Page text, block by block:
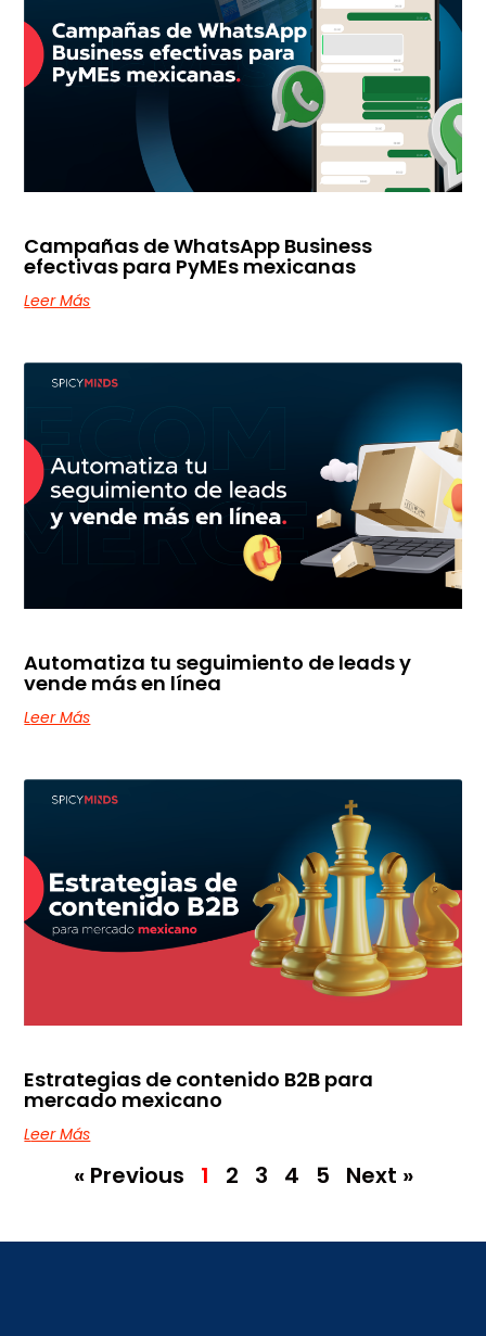
Campañas de WhatsApp Business
efectivas para PyMEs mexicanas
Leer Más
Automatiza tu seguimiento de leads y
vende más en línea
Leer Más
Estrategias de contenido B2B para
mercado mexicano
Leer Más
« Previous 1 2 3 4 5 Next »